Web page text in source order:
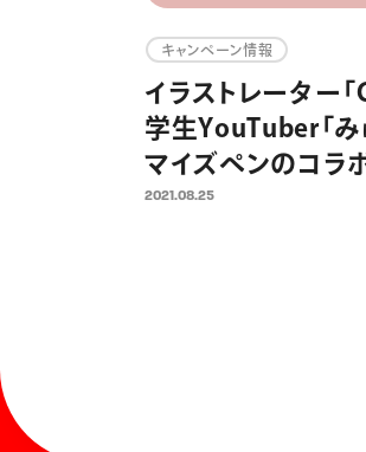
キャンペーン情報
イラストレーター
学生YouTuber「み
マイズペンのコラ
ーデを楽しむ提案
2021.08.25